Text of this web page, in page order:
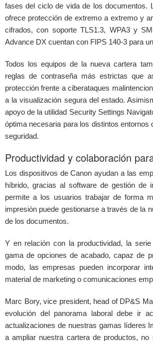
fases del ciclo de vida de los documentos.
ofrece protección de extremo a extremo y
cifrados, con soporte TLS1.3, WPA3 y
Advance DX cuentan con FIPS 140-3 para
Todos los equipos de la nueva cartera
reglas de contraseña más estrictas que
protección frente a ciberataques
a la visualización segura del estado.
apoyo de la utilidad Security Settings
óptima necesaria para los distintos
seguridad.
Productividad y colaboración
Los dispositivos de Canon ayudan a las
híbrido, gracias al software de gestión de
permite a los usuarios trabajar de forma
impresión puede gestionarse a través de la
de los documentos.
Y en relación con la productividad, la
gama de opciones de acabado, capaz de
modo, las empresas pueden incorporar
material de marketing o comunicaciones
Marc Bory, vice president, head of DP&S
evolución del panorama laboral debe ir
actualizaciones de nuestras gamas líderes
a ampliar nuestra cartera de productos,